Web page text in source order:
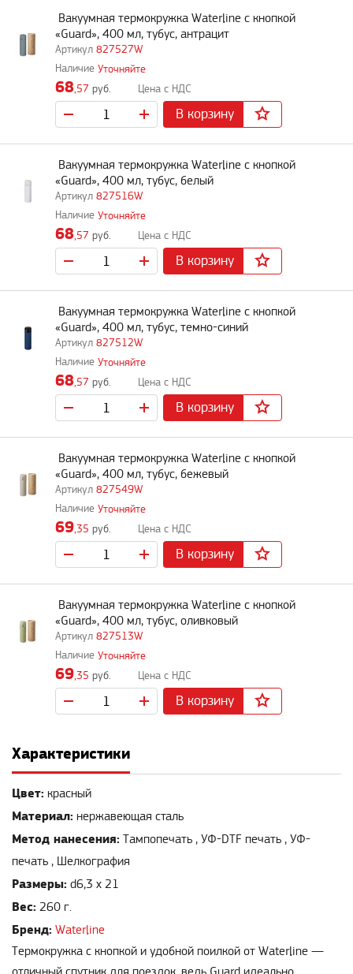
827527W
Вакуумная термокружка Waterline c кнопкой
«Guard», 400 мл, тубус, антрацит
Уточняйте
68,57 руб.
В корзину
827516W
Вакуумная термокружка Waterline c кнопкой
«Guard», 400 мл, тубус, белый
Уточняйте
68,57 руб.
В корзину
827512W
Вакуумная термокружка Waterline c кнопкой
«Guard», 400 мл, тубус, темно-синий
Уточняйте
68,57 руб.
В корзину
827549W
Вакуумная термокружка Waterline c кнопкой
«Guard», 400 мл, тубус, бежевый
Уточняйте
69,35 руб.
В корзину
827513W
Вакуумная термокружка Waterline c кнопкой
«Guard», 400 мл, тубус, оливковый
Уточняйте
69,35 руб.
В корзину
Характеристики
Цвет: красный
Материал: нержавеющая сталь
Метод нанесения:
печать , Шелкография
Размеры: d6,3 x 21
Вес: 260 г.
Бренд: Waterline
Термокружка с кнопкой и удобной поилкой от Waterline —